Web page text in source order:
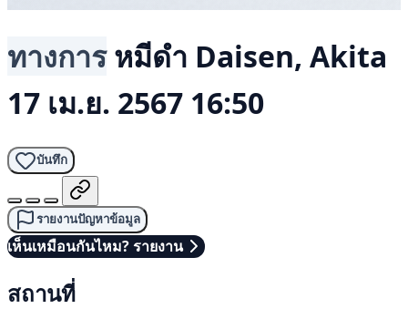
ทางการ หมีดำ Daisen, Akita
17 เม.ย. 2567 16:50
บันทึก
รายงานปัญหาข้อมูล
เห็นเหมือนกันไหม? รายงาน
สถานที่